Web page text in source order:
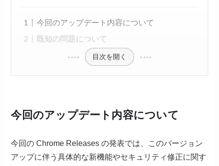
今回のアップデート内容について
既知の問題について
目次を開く
今回のアップデート内容について
今回の Chrome Releases の発表では、このバージョン
アップに伴う具体的な新機能やセキュリティ修正に関す